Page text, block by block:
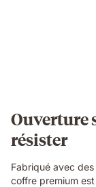
Ouverture
résister
Fabriqué avec
coffre premium